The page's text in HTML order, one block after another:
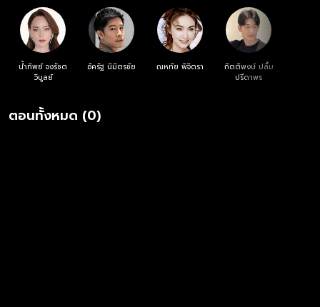
ยื่นคำขาดกับเธออีกว่าเธอต้องแต่งงานภายในปีนี้ จนในที่สุดฟ้าก็ส่งเธอ
มาเจอกับเคน หนุ่มนักบินที่เพิ่งย้ายมาอยู่ในหมู่บ้าน แอปเปิ้ลจึงต้องกลับ
ไปหาหมอดูอีกครั้งเพื่อหาทางแก้คำสาปเรื่องดวงกินผัว ทางเดียวที่จะ
แก้ไขได้ก็คือเธอต้องตามหาคนที่แช่งเธอจากชาติก่อนให้เจอ และต้องขอ
อโหสิกรรมเพื่อถอนคำสาป โดยให้คำใบ้มาว่าคนคนนั้นเป็นคนที่เกิดวันพุธ
กลางคืนและมีปานแดงที่แก้มก้น นั่นก็คือดิน หนุ่มข้างบ้านที่ชอบคอยกัด
คำสาปได้สำเร็จได้หรือไม่ และจะกระโดดหนีลงจากคานได้หรือเปล่า
น้ำทิพย์ จงรัชต
วิบูลย์
อัครัฐ นิมิตรชัย ณหทัย พิจิตรา
กิตติพงษ์ ปลื้ม
ปรีดาพร
ตอนทั้งหมด (0)